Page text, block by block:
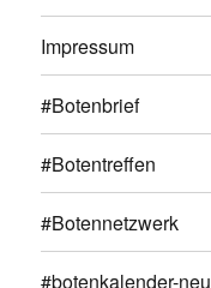
Impressum
#Botenbrief
#Botentreffen
#Botennetzwerk
#botenkalender-neu